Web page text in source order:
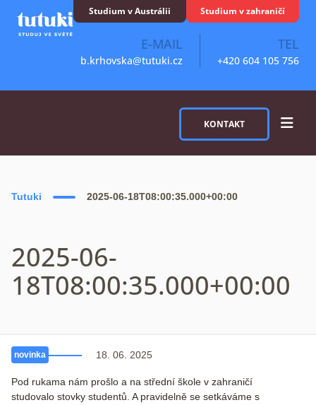
Studium v Austrálii Studium v zahraničí
E-MAIL
b.krhovska@tutuki.cz
TEL
+420 604 105 756
KONTAKT
Tutuki 2025-06-18T08:00:35.000+00:00
2025-06-
18T08:00:35.000+00:00
novinka 18. 06. 2025
Pod rukama nám prošlo a na střední škole v zahraničí
studovalo stovky studentů. A pravidelně se setkáváme s